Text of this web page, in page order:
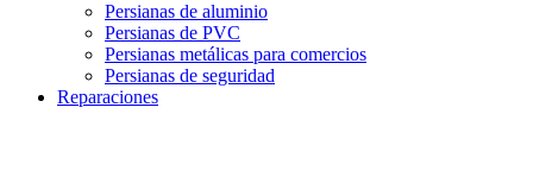
Persianas de aluminio
Persianas de PVC
Persianas metálicas para comercios
Persianas de seguridad
Reparaciones